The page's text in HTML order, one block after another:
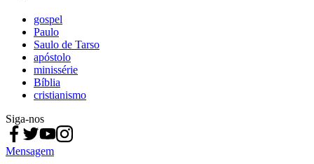
gospel
Paulo
Saulo de Tarso
apóstolo
minissérie
Bíblia
cristianismo
Siga-nos
Mensagem